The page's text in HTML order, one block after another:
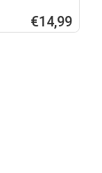
€14,99